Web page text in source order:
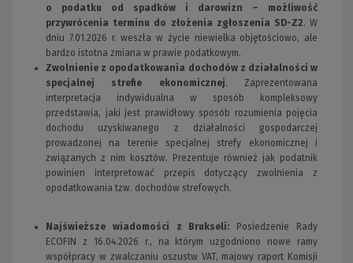
o podatku od spadków i darowizn – możliwość
przywrócenia terminu do złożenia zgłoszenia SD-Z2. W
dniu 7.01.2026 r. weszła w życie niewielka objętościowo, ale
bardzo istotna zmiana w prawie podatkowym.
Zwolnienie z opodatkowania dochodów z działalności w
specjalnej strefie ekonomicznej. Zaprezentowana
interpretacja indywidualna w sposób kompleksowy
przedstawia, jaki jest prawidłowy sposób rozumienia pojęcia
dochodu uzyskiwanego z działalności gospodarczej
prowadzonej na terenie specjalnej strefy ekonomicznej i
związanych z nim kosztów. Prezentuje również jak podatnik
powinien interpretować przepis dotyczący zwolnienia z
opodatkowania tzw. dochodów strefowych.
Najświeższe wiadomości z Brukseli: Posiedzenie Rady
ECOFIN z 16.04.2026 r., na którym uzgodniono nowe ramy
współpracy w zwalczaniu oszustw VAT, majowy raport Komisji